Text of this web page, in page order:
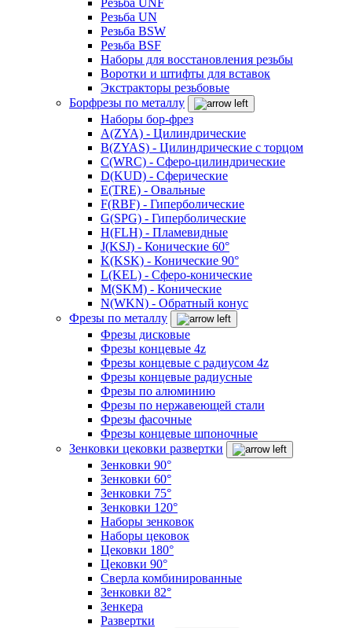
Резьба UNF
Резьба UN
Резьба BSW
Резьба BSF
Наборы для восстановления резьбы
Воротки и штифты для вставок
Экстракторы резьбовые
Борфрезы по металлу
Наборы бор-фрез
A(ZYA) - Цилиндрические
B(ZYAS) - Цилиндрические с торцом
C(WRC) - Сферо-цилиндрические
D(KUD) - Сферические
E(TRE) - Овальные
F(RBF) - Гиперболические
G(SPG) - Гиперболические
H(FLH) - Пламевидные
J(KSJ) - Конические 60°
K(KSK) - Конические 90°
L(KEL) - Сферо-конические
M(SKM) - Конические
N(WKN) - Обратный конус
Фрезы по металлу
Фрезы дисковые
Фрезы концевые 4z
Фрезы концевые с радиусом 4z
Фрезы концевые радиусные
Фрезы по алюминию
Фрезы по нержавеющей стали
Фрезы фасочные
Фрезы концевые шпоночные
Зенковки цековки развертки
Зенковки 90°
Зенковки 60°
Зенковки 75°
Зенковки 120°
Наборы зенковок
Наборы цековок
Цековки 180°
Цековки 90°
Сверла комбинированные
Зенковки 82°
Зенкера
Развертки